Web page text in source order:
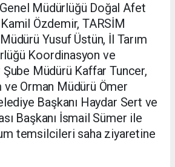
Müdürlüğü Doğal Afet
Özdemir, TARSİM
Yusuf Üstün, İl Tarım
Koordinasyon ve
Müdürü Kaffar Tuncer,
ve Orman Müdürü Ömer
Başkanı Haydar Sert ve
Başkanı İsmail Sümer ile
temsilcileri saha ziyaretine